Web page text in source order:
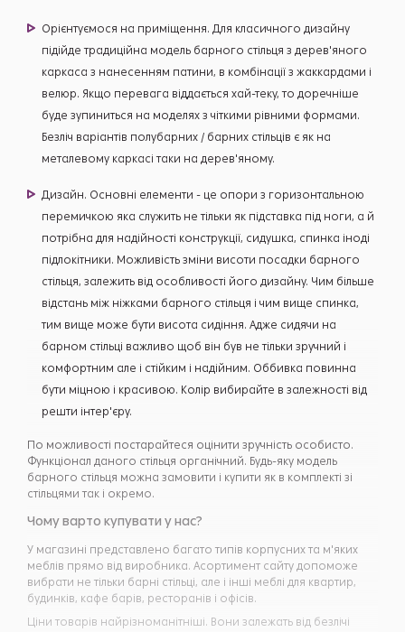
Орієнтуємося на приміщення. Для класичного дизайну
підійде традиційна модель барного стільця з дерев'яного
каркаса з нанесенням патини, в комбінації з жаккардами і
велюр. Якщо перевага віддається хай-теку, то доречніше
буде зупиниться на моделях з чіткими рівними формами.
Безліч варіантів полубарних / барних стільців є як на
металевому каркасі таки на дерев'яному.
Дизайн. Основні елементи - це опори з горизонтальною
перемичкою яка служить не тільки як підставка під ноги, а й
потрібна для надійності конструкції, сидушка, спинка іноді
підлокітники. Можливість зміни висоти посадки барного
стільця, залежить від особливості його дизайну. Чим більше
відстань між ніжками барного стільця і чим вище спинка,
тим вище може бути висота сидіння. Адже сидячи на
барном стільці важливо щоб він був не тільки зручний і
комфортним але і стійким і надійним. Оббивка повинна
бути міцною і красивою. Колір вибирайте в залежності від
решти інтер'єру.
По можливості постарайтеся оцінити зручність особисто.
Функціонал даного стільця органічний. Будь-яку модель
барного стільця можна замовити і купити як в комплекті зі
стільцями так і окремо.
Чому варто купувати у нас?
У магазині представлено багато типів корпусних та м'яких
меблів прямо від виробника. Асортимент сайту допоможе
вибрати не тільки барні стільці, але і інші меблі для квартир,
будинків, кафе барів, ресторанів і офісів.
Ціни товарів найрізноманітніші. Вони залежать від безлічі